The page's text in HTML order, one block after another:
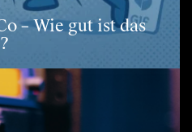
– Wie gut ist das